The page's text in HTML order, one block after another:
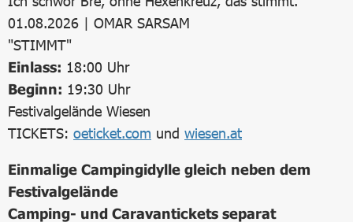
01.08.2026 | OMAR SARSAM
"STIMMT"
Einlass: 18:00 Uhr
Beginn: 19:30 Uhr
Festivalgelände Wiesen
TICKETS: oeticket.com und wiesen.at
Einmalige Campingidylle gleich neben dem
Festivalgelände
Camping- und Caravantickets separat